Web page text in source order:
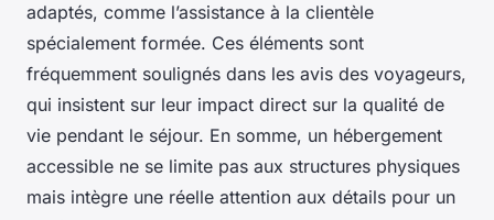
adaptés, comme l’assistance à la clientèle
spécialement formée. Ces éléments sont
fréquemment soulignés dans les avis des voyageurs,
qui insistent sur leur impact direct sur la qualité de
vie pendant le séjour. En somme, un hébergement
accessible ne se limite pas aux structures physiques
mais intègre une réelle attention aux détails pour un